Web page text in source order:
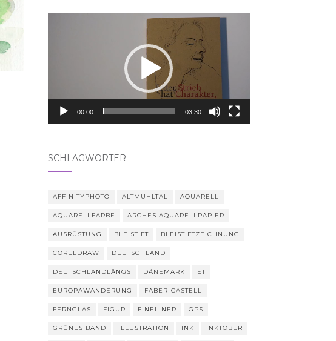
00:00 03:30
SCHLAGWÖRTER
AFFINITYPHOTO ALTMÜHLTAL AQUARELL
AQUARELLFARBE ARCHES AQUARELLPAPIER
AUSRÜSTUNG BLEISTIFT BLEISTIFTZEICHNUNG
CORELDRAW DEUTSCHLAND
DEUTSCHLANDLÄNGS DÄNEMARK E1
EUROPAWANDERUNG FABER-CASTELL
FERNGLAS FIGUR FINELINER GPS
GRÜNES BAND ILLUSTRATION INK INKTOBER